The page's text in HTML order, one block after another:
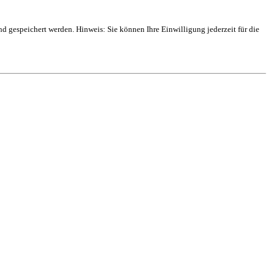
gespeichert werden. Hinweis: Sie können Ihre Einwilligung jederzeit für die